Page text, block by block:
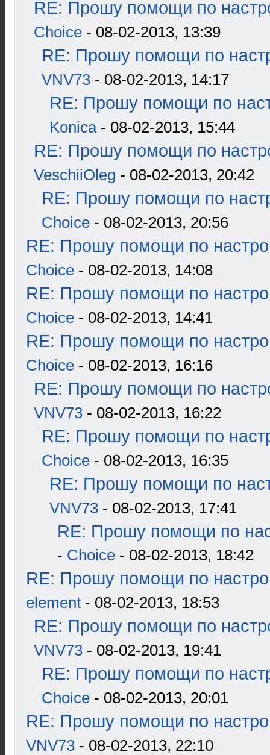
RE: Прошу помощи по
Choice - 08-02-2013, 13:39
RE: Прошу помощи по
VNV73 - 08-02-2013, 14:17
RE: Прошу помощи по
Konica- 08-02-2013, 15:44
RE: Прошу помощи по
VeschiiOleg - 08-02-2013, 20:42
RE: Прошу помощи по
Choice - 08-02-2013, 20:56
RE: Прошу помощи по
Choice - 08-02-2013, 14:08
RE: Прошу помощи по
Choice - 08-02-2013, 14:41
RE: Прошу помощи по
Choice - 08-02-2013, 16:16
RE: Прошу помощи по
VNV73 - 08-02-2013, 16:22
RE: Прошу помощи по
Choice - 08-02-2013, 16:35
RE: Прошу помощи по
VNV73 - 08-02-2013, 17:41
RE: Прошу помощи по
- Choice - 08-02-2013, 18:42
RE: Прошу помощи по
element - 08-02-2013, 18:53
RE: Прошу помощи по
VNV73 - 08-02-2013, 19:41
RE: Прошу помощи по
Choice - 08-02-2013, 20:01
RE: Прошу помощи по
VNV73 - 08-02-2013, 22:10